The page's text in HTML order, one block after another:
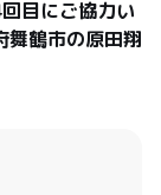
目にご協力い
舞鶴市の原田翔